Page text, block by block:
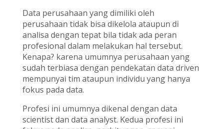
Data perusahaan yang dimiliki oleh
perusahaan tidak bisa dikelola ataupun di
analisa dengan tepat bila tidak ada peran
profesional dalam melakukan hal tersebut.
Kenapa? karena umumnya perusahaan yang
sudah terbiasa dengan pendekatan data driven
mempunyai tim ataupun individu yang hanya
fokus pada data.
Profesi ini umumnya dikenal dengan data
scientist dan data analyst. Kedua profesi ini